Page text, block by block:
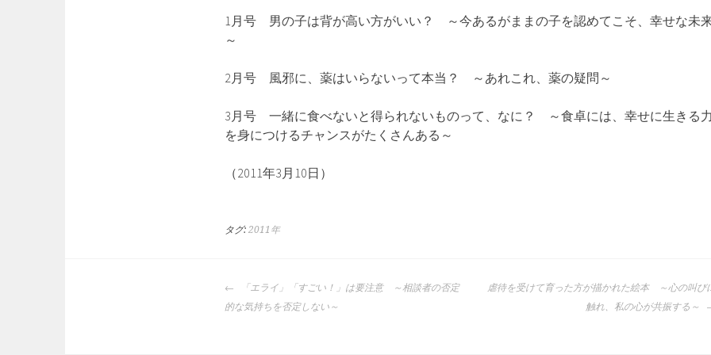
1月号 男の子は背が高い方がいい？ ～今あるがままの子を認めてこそ、幸せな未
～
2月号 風邪に、薬はいらないって本当？ ～あれこれ、薬の疑問～
3月号 一緒に食べないと得られないものって、なに？ ～食卓には、幸せに生きる力
を身につけるチャンスがたくさんある～
（2011年3月10日）
タグ: 2011年
投
稿
「エライ」「すごい！」は要注意 ～相談者の否定
的な気持ちを否定しない～
虐待を受けて育った方が描かれた絵本 ～心の叫び
触れ、私の心が共振する～